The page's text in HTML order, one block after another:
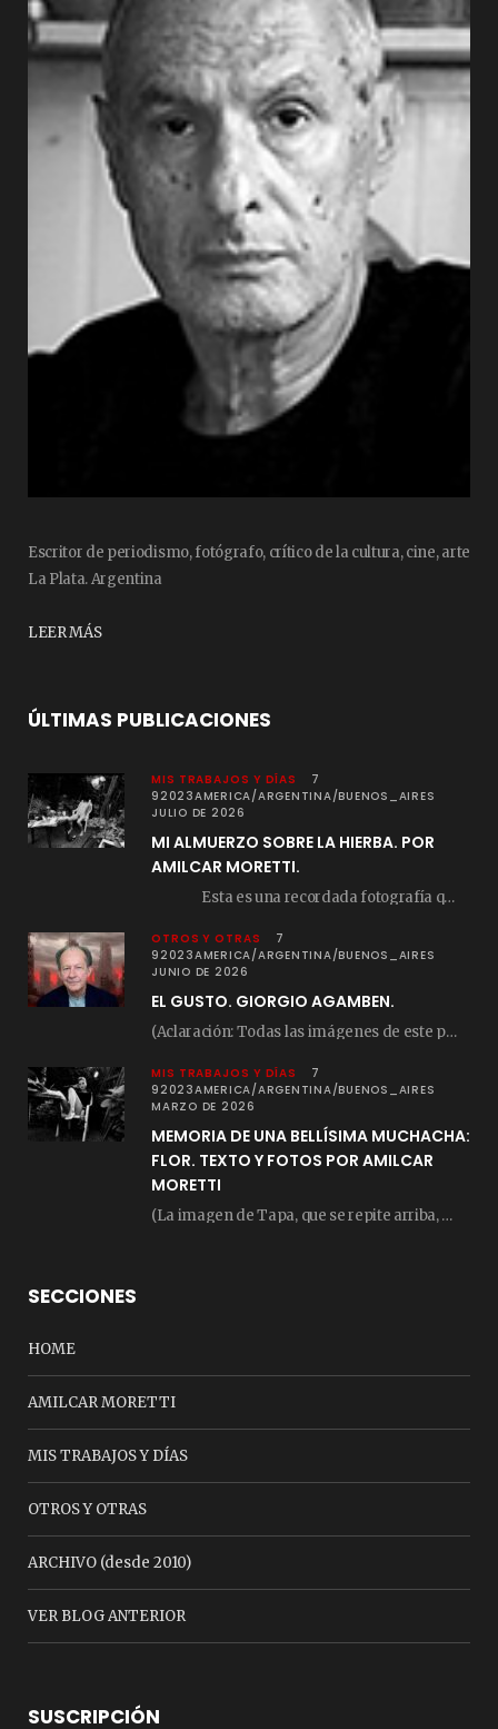
Escritor de periodismo, fotógrafo, crítico de la cultura, cine, arte
La Plata. Argentina
LEER MÁS
ÚLTIMAS PUBLICACIONES
MIS TRABAJOS Y DÍAS
7
92023AMERICA/ARGENTINA/BUENOS_AIRES
JULIO DE 2026
MI ALMUERZO SOBRE LA HIERBA. POR
AMILCAR MORETTI.
Esta es una recordada fotografía que registré…
OTROS Y OTRAS
7
92023AMERICA/ARGENTINA/BUENOS_AIRES
JUNIO DE 2026
EL GUSTO. GIORGIO AGAMBEN.
(Aclaración: Todas las imágenes de este posteo fueron tomadas de Bloghemia.com, y todos los…
MIS TRABAJOS Y DÍAS
7
92023AMERICA/ARGENTINA/BUENOS_AIRES
MARZO DE 2026
MEMORIA DE UNA BELLÍSIMA MUCHACHA:
FLOR. TEXTO Y FOTOS POR AMILCAR
MORETTI
(La imagen de Tapa, que se repite arriba, fue compuesta por Amilcar Moretti el viernes…
SECCIONES
HOME
AMILCAR MORETTI
MIS TRABAJOS Y DÍAS
OTROS Y OTRAS
ARCHIVO (desde 2010)
VER BLOG ANTERIOR
SUSCRIPCIÓN